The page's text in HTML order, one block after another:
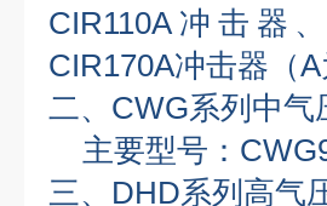
CIR110A冲击器
CIR170A冲击器（
二、CWG系列中气
主要型号：
三、DHD系列高气